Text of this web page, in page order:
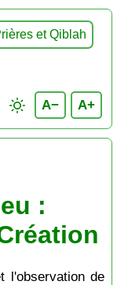
et Qiblah
A− A+
:
l'observation de